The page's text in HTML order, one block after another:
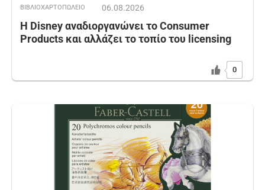
ΒΙΒΛΙΟΧΑΡΤΟΠΩΛΕΙΟ 06.08.2026
Η Disney αναδιοργανώνει το Consumer
Products και αλλάζει το τοπίο του licensing
0